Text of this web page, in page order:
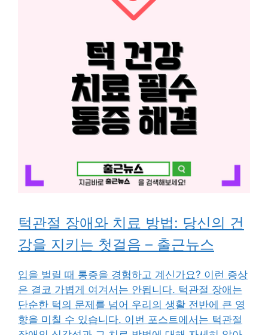
턱관절 장애와 치료 방법: 당신의 건
강을 지키는 첫걸음 – 출근뉴스
입을 벌릴 때 통증을 경험하고 계신가요? 이런 증상
은 결코 가볍게 여겨서는 안됩니다. 턱관절 장애는
단순한 턱의 문제를 넘어 우리의 생활 전반에 큰 영
향을 미칠 수 있습니다. 이번 포스트에서는 턱관절